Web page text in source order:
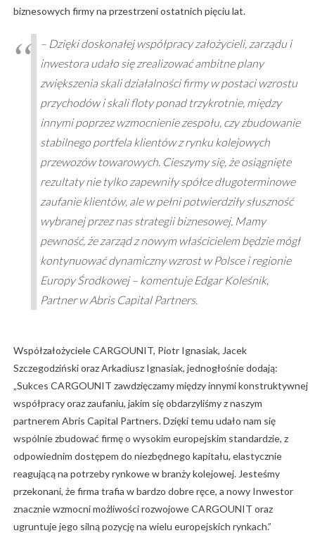
biznesowych firmy na przestrzeni ostatnich pięciu lat.
– Dzięki doskonałej współpracy założycieli, zarządu i
inwestora udało się zrealizować ambitne plany
zwiększenia skali działalności firmy w postaci wzrostu
przychodów i skali floty ponad trzykrotnie, między
innymi poprzez wzmocnienie zespołu, czy zbudowanie
stabilnego portfela klientów z rynku kolejowych
przewozów towarowych. Cieszymy się, że osiągnięte
rezultaty nie tylko zapewniły spółce długoterminowe
zaufanie klientów, ale w pełni potwierdziły słuszność
wybranej przez nas strategii biznesowej. Mamy
pewność, że zarząd z nowym właścicielem będzie mógł
kontynuować dynamiczny wzrost w Polsce i regionie
Europy Środkowej – komentuje Edgar Koleśnik,
Partner w Abris Capital Partners.
Współzałożyciele CARGOUNIT, Piotr Ignasiak, Jacek
Szczegodziński oraz Arkadiusz Ignasiak, jednogłośnie dodają:
„Sukces CARGOUNIT zawdzięczamy między innymi konstruktywnej
współpracy oraz zaufaniu, jakim się obdarzyliśmy z naszym
partnerem Abris Capital Partners. Dzięki temu udało nam się
wspólnie zbudować firmę o wysokim europejskim standardzie, z
odpowiednim dostępem do niezbędnego kapitału, elastycznie
reagującą na potrzeby rynkowe w branży kolejowej. Jesteśmy
przekonani, że firma trafia w bardzo dobre ręce, a nowy Inwestor
znacznie wzmocni możliwości rozwojowe CARGOUNIT oraz
ugruntuje jego silną pozycję na wielu europejskich rynkach.”